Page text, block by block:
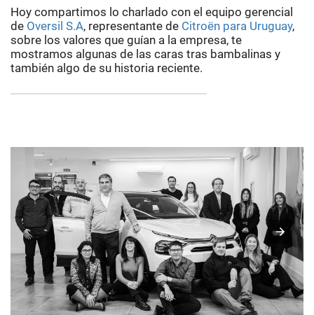
Hoy compartimos lo charlado con el equipo gerencial
de Oversil S.A, representante de Citroën para Uruguay,
sobre los valores que guían a la empresa, te
mostramos algunas de las caras tras bambalinas y
también algo de su historia reciente.